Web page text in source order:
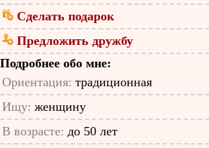
Сделать подарок
Предложить дружбу
Подробнее обо мне:
Ориентация: традиционная
Ищу: женщину
В возрасте: до 50 лет